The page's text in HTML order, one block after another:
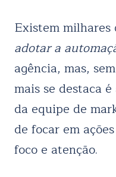
Existem milhares
adotar a
agência, mas,
mais se destaca
da equipe de
de focar em
foco e atenção.